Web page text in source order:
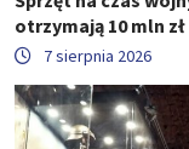
otrzymają 10 mln zł
7 sierpnia 2026